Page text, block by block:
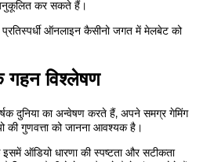
कर सकते हैं।
प्रतिस्पर्धी ऑनलाइन कैसीनो जगत में मेलबेट को
गहन विश्लेषण
दुनिया का अन्वेषण करते हैं, अपने समग्र गेमिंग
गुणवत्ता को जानना आवश्यक है।
इसमें ऑडियो धारणा की स्पष्टता और सटीकता